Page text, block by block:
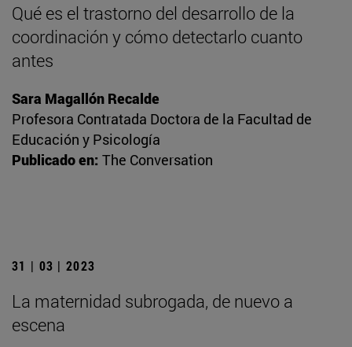
Qué es el trastorno del desarrollo de la
coordinación y cómo detectarlo cuanto
antes
Sara Magallón Recalde
Profesora Contratada Doctora de la Facultad de
Educación y Psicología
Publicado en: The Conversation
31 | 03 | 2023
La maternidad subrogada, de nuevo a
escena